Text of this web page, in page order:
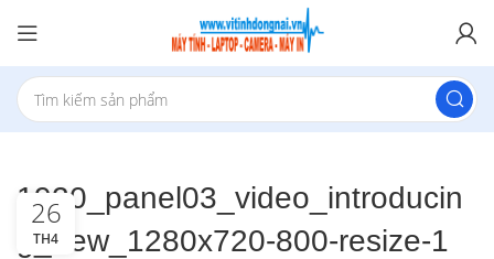
1920_panel03_video_introducin
g_new_1280x720-800-resize-1
26
TH4